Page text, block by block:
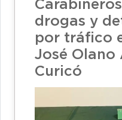
drogas y
por tráfico
José Olano
Curicó